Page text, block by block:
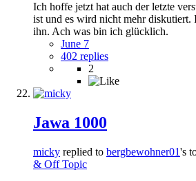
Ich hoffe jetzt hat auch der letzte
ist und es wird nicht mehr diskutiert.
ihn. Ach was bin ich glücklich.
June 7
402 replies
2
Jawa 1000
micky replied to bergbewohner01's
& Off Topic